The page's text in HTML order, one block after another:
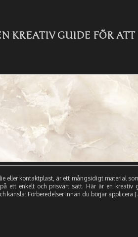
KREATIV GUIDE FÖR ATT
eller kontaktplast, är ett mångsidigt material
ett enkelt och prisvärt sätt. Här är en kreativ
känsla: Förberedelser Innan du börjar applicera